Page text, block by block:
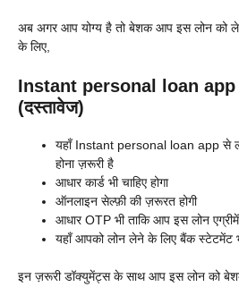
अब अगर आप योग्य है तो बेशक आप इस लोन को
के लिए,
Instant personal loan
(दस्तावेज)
यहाँ Instant personal loan app से
होना ज़रूरी है
आधार कार्ड भी चाहिए होगा
ऑनलाइन सेल्फ़ी की ज़रूरत होगी
आधार OTP भी ताकि आप इस लोन
यहाँ आपको लोन लेने के लिए बैंक स्टेटमेंट भी
इन ज़रूरी डॉक्युमेंट्स के साथ आप इस लोन को